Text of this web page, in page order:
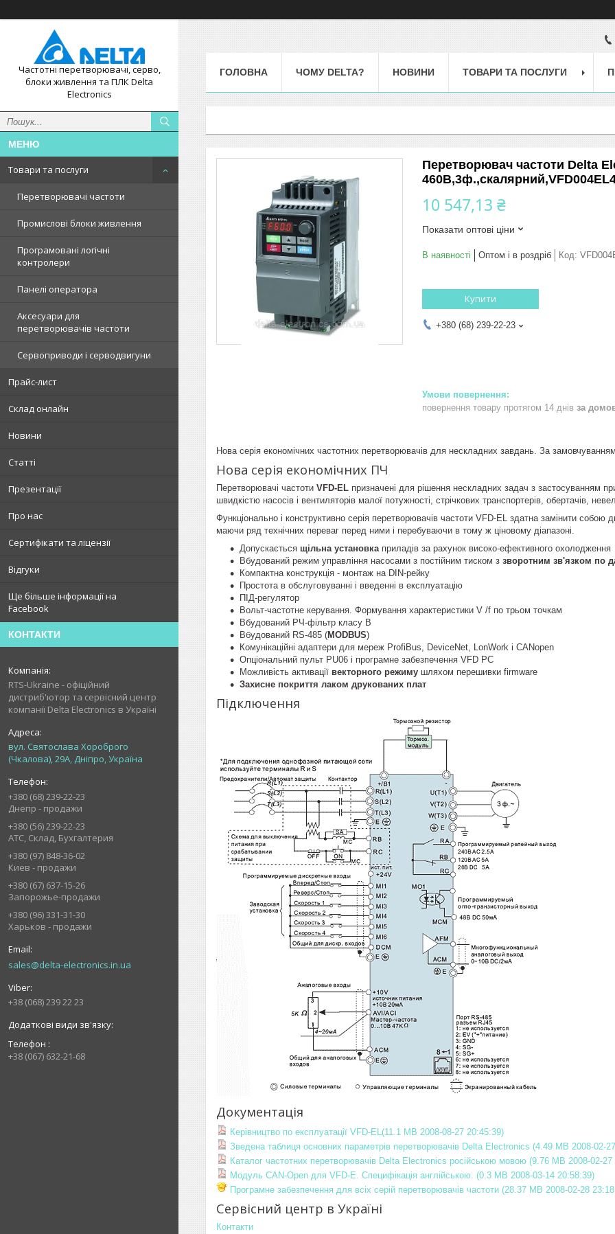
Частотні перетворювачі, серво,
блоки живлення та ПЛК Delta
Electronics
Товари та послуги
Перетворювачі частоти
Промислові блоки живлення
Програмовані логічні
контролери
Панелі оператора
Аксесуари для
перетворювачів частоти
Сервоприводи і серводвигуни
Прайс-лист
Склад онлайн
Новини
Статті
Презентації
Про нас
Сертифікати та ліцензії
Відгуки
Ще більше інформації на
Facebook
КОНТАКТИ
RTS-Ukraine - офіційний
дистриб'ютор та сервісний центр
компанії Delta Electronics в Україні
вул. Святослава Хороброго
(Чкалова), 29А, Дніпро, Україна
+380 (68) 239-22-23
Днепр - продажи
+380 (56) 239-22-23
АТС, Склад, Бухгалтерия
+380 (97) 848-36-02
Киев - продажи
+380 (67) 637-15-26
Запорожье-продажи
+380 (96) 331-31-30
Харьков - продажи
sales@delta-electronics.in.ua
+38 (068) 239 22 23
Телефон
+38 (067) 632-21-68
ГОЛОВНА ЧОМУ DELTA? НОВИНИ ТОВАРИ ТА ПОСЛУГИ
Перетворювач частоти Delta
10 547,13 ₴
Показати оптові ціни
В наявності Оптом і в роздріб Код:
Купити
+380 (68) 239-22-23
повернення товару протягом 14 днів за
Нова серія економічних частотних перетворювачів для нескладних завдань. За
Нова серія економічних ПЧ
Перетворювачі частоти VFD-EL призначені для рішення нескладних задач з застосуванням
швидкістю насосів і вентиляторів малої потужності, стрічкових транспортерів, обертачів,
Функціонально і конструктивно серія перетворювачів частоти VFD-EL здатна замінити
маючи ряд технічних переваг перед ними і перебуваючи в тому ж ціновому діапазоні.
Допускається щільна установка приладів за рахунок високо-ефективного охолодження
Вбудований режим управління насосами з постійним тиском з зворотним зв'язком по
Компактна конструкція - монтаж на DIN-рейку
Простота в обслуговуванні і введенні в експлуатацію
ПІД-регулятор
Вольт-частотне керування. Формування характеристики V /f по трьом точкам
Вбудований РЧ-фільтр класу B
Вбудований RS-485 (MODBUS)
Комунікаційні адаптери для мереж ProfiBus, DeviceNet, LonWork і CANopen
Опціональний пульт PU06 і програмне забезпечення VFD PC
Можливість активації векторного режиму шляхом перешивки firmware
Захисне покриття лаком друкованих плат
Підключення
Документація
Керівництво по експлуатації VFD-EL(11.1 MB 2008-08-27 20:45:39)
Зведена таблиця основних параметрів перетворювачів Delta Electronics (4.49 MB 2008-02-
Каталог частотних перетворювачів Delta Electronics російською мовою (9.76 MB 2008-02-
Модуль CAN-Open для VFD-E. Специфікація англійською. (0.3 MB 2008-03-14 20:58:39)
Програмне забезпечення для всіх серій перетворювачів частоти (28.37 MB 2008-02-28
Сервісний центр в Україні
Контакти